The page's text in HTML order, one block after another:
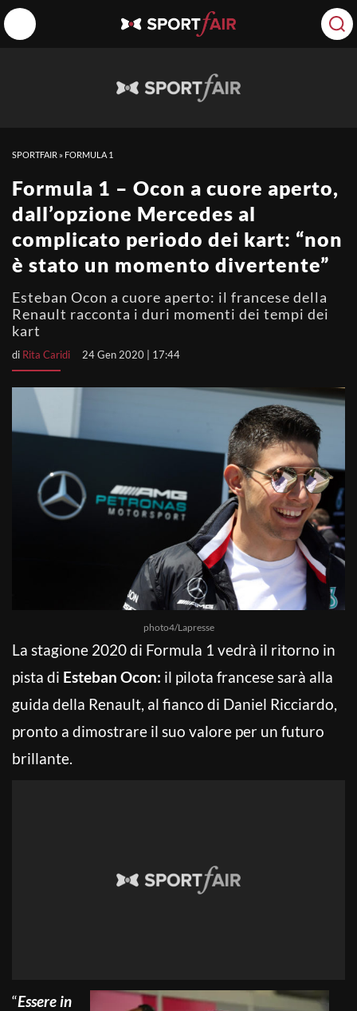
SPORTFAIR » FORMULA 1
Formula 1 – Ocon a cuore aperto,
dall’opzione Mercedes al
complicato periodo dei kart: “non
è stato un momento divertente”
Esteban Ocon a cuore aperto: il francese della
Renault racconta i duri momenti dei tempi dei
kart
di Rita Caridi 24 Gen 2020 | 17:44
photo4/Lapresse
La stagione 2020 di Formula 1 vedrà il ritorno in
pista di Esteban Ocon: il pilota francese sarà alla
guida della Renault, al fianco di Daniel Ricciardo,
pronto a dimostrare il suo valore per un futuro
brillante.
“Essere in